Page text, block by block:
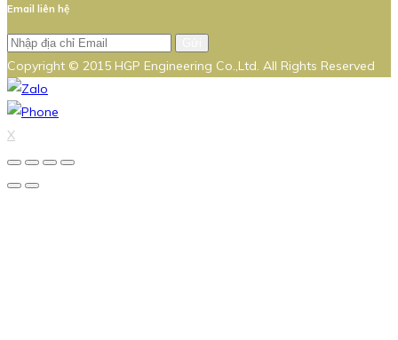
Email liên hệ
Copyright © 2015 HGP Engineering Co.,Ltd. All Rights Reserved
X